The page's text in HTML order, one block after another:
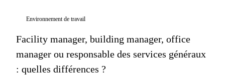
Environnement de travail
Facility manager, building manager, office
manager ou responsable des services généraux
: quelles différences ?